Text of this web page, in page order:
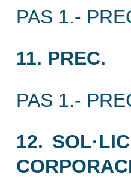
PAS 1.-
11. PREC.
PAS 1.-
12.